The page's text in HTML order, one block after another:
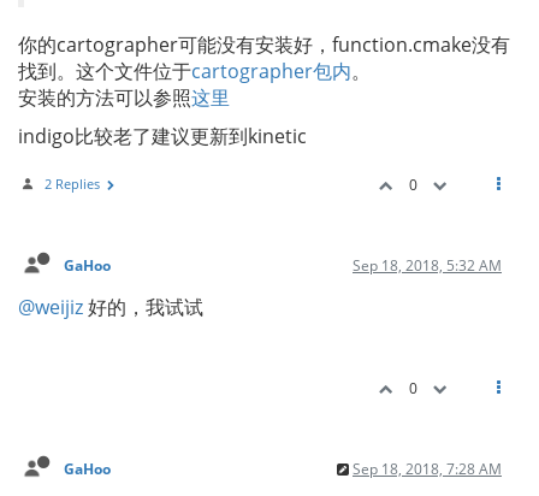
你的cartographer可能没有安装好，function.cmake没有
找到。这个文件位于cartographer包内。
安装的方法可以参照这里
indigo比较老了建议更新到kinetic
2 Replies 0
GaHoo Sep 18, 2018, 5:32 AM
@weijiz好的，我试试
0
GaHoo Sep 18, 2018, 7:28 AM